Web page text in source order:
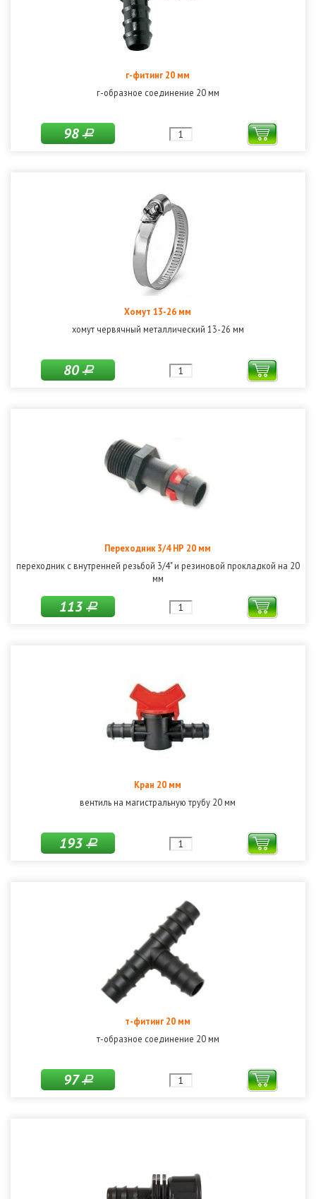
г-фитинг 20 мм
г-образное соединение 20 мм
98Р
Хомут 13-26 мм
хомут червячный металлический 13-26 мм
80Р
Переходник 3/4 НР 20 мм
переходник с внутренней резьбой 3/4" и резиновой прокладкой на 20
мм
113Р
Кран 20 мм
вентиль на магистральную трубу 20 мм
193Р
т-фитинг 20 мм
т-образное соединение 20 мм
97Р